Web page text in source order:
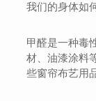
我们的身体如
甲醛是一种毒
材、油漆涂料
些窗帘布艺用